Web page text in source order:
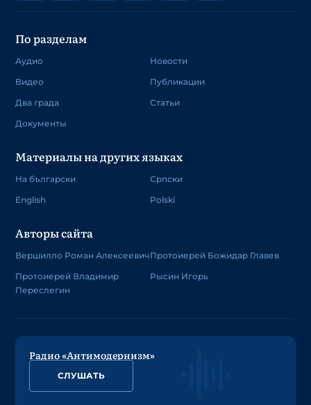
По разделам
Аудио
Видео
Два града
Документы
Новости
Публикации
Статьи
Материалы на других языках
На български
English
Српски
Polski
Авторы сайта
Вершилло Роман Алексеевич
Протоиерей Владимир
Переслегин
Протоиерей Божидар Главев
Рысин Игорь
Радио «Антимодернизм»
СЛУШАТЬ